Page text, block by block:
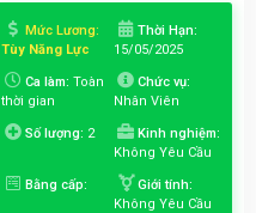
Mức Lương:
Tùy Năng Lực
Thời Hạn:
15/05/2025
Ca làm: Toàn
thời gian
Chức vụ:
Nhân Viên
Số lượng: 2
Kinh nghiệm:
Không Yêu Cầu
Bằng cấp:
Giới tính:
Không Yêu Cầu